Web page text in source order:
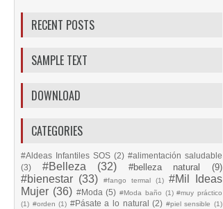
RECENT POSTS
SAMPLE TEXT
DOWNLOAD
CATEGORIES
#Aldeas Infantiles SOS (2) #alimentación saludable
(3)
#Belleza (32) #belleza natural (9)
#bienestar (33) #fango termal (1)
#Mil Ideas
Mujer (36) #Moda (5) #Moda baño (1) #muy práctico
(1) #orden (1) #Pásate a lo natural (2) #piel sensible (1)